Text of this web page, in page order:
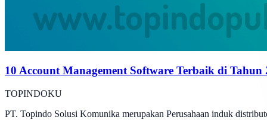
10 Account Management Software Terbaik di Tahun
TOPINDOKU
PT. Topindo Solusi Komunika merupakan Perusahaan induk